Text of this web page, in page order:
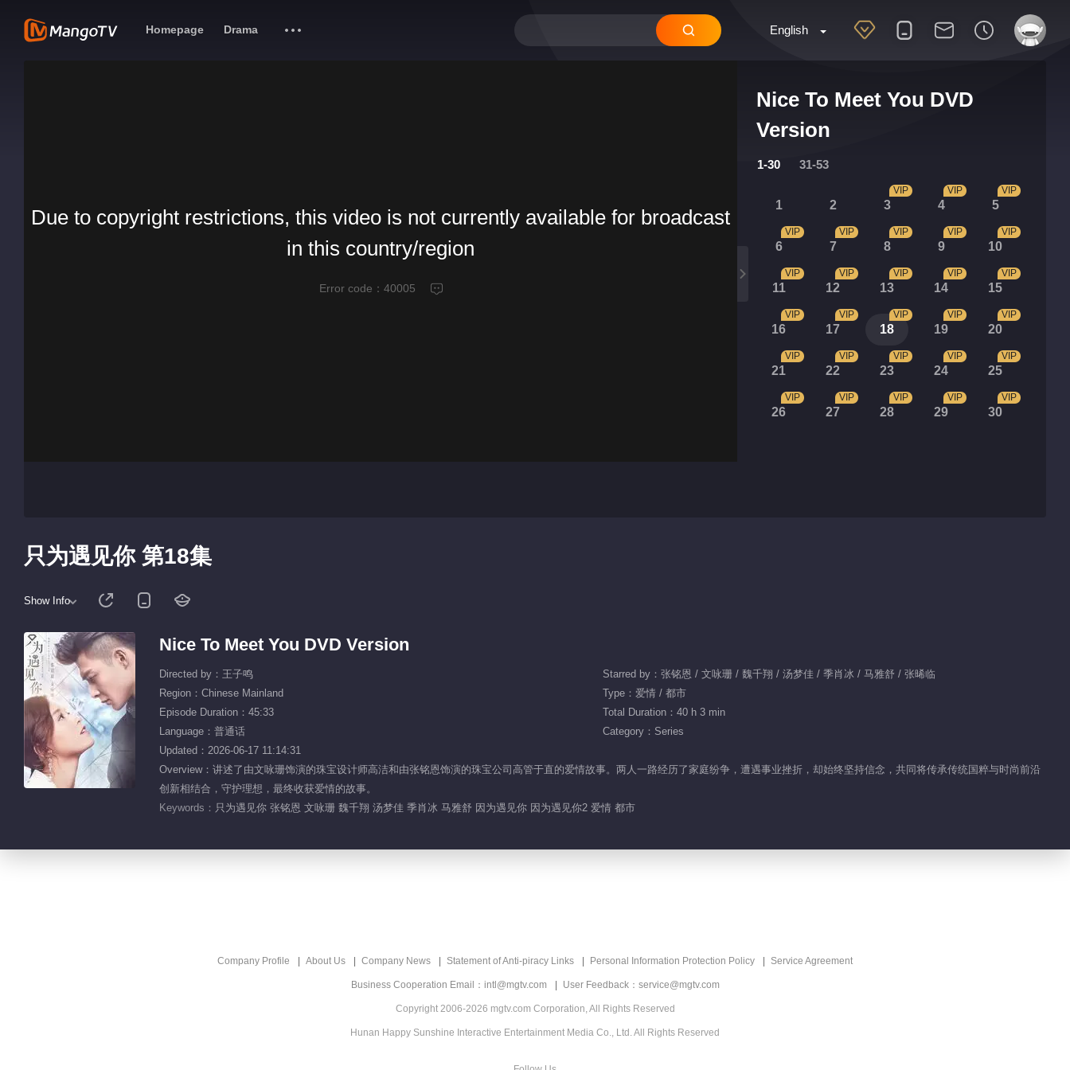
English
Homepage Drama
Nice To Meet You DVD
Version
1-30 31-53
1 2 3
VIP
4
VIP
5
VIP
6
VIP
7
VIP
8
VIP
9
VIP
10
VIP
11
VIP
12
VIP
13
VIP
14
VIP
15
VIP
16
VIP
17
VIP
18
VIP
19
VIP
20
VIP
21
VIP
22
VIP
23
VIP
24
VIP
25
VIP
26
VIP
27
VIP
28
VIP
29
VIP
30
VIP
Due to copyright restrictions, this video is not currently available for broadcast
in this country/region
Error code： 40005
只为遇见你 第18集
Show Info
Nice To Meet You DVD Version
Directed by：王子鸣
Starred by：张铭恩 / 文咏珊 / 魏千翔 / 汤梦佳 / 季肖冰 / 马雅舒 / 张晞临
Region：Chinese Mainland
Type：爱情 / 都市
Episode Duration：45:33
Total Duration：40 h 3 min
Language：普通话
Category：Series
Updated：2026-06-17 11:14:31
Overview：讲述了由文咏珊饰演的珠宝设计师高洁和由张铭恩饰演的珠宝公司高管于直的爱情故事。两人一路经历了家庭纷争，遭遇事业挫折，却始终坚持信念，共同将传承传统国粹与时尚前沿
创新相结合，守护理想，最终收获爱情的故事。
Keywords： 只为遇见你 张铭恩 文咏珊 魏千翔 汤梦佳 季肖冰 马雅舒 因为遇见你 因为遇见你2 爱情 都市
Company Profile About Us Company News Statement of Anti-piracy Links Personal Information Protection Policy Service Agreement
Business Cooperation Email：intl@mgtv.com User Feedback：service@mgtv.com
Copyright 2006-2026 mgtv.com Corporation, All Rights Reserved
Hunan Happy Sunshine Interactive Entertainment Media Co., Ltd. All Rights Reserved